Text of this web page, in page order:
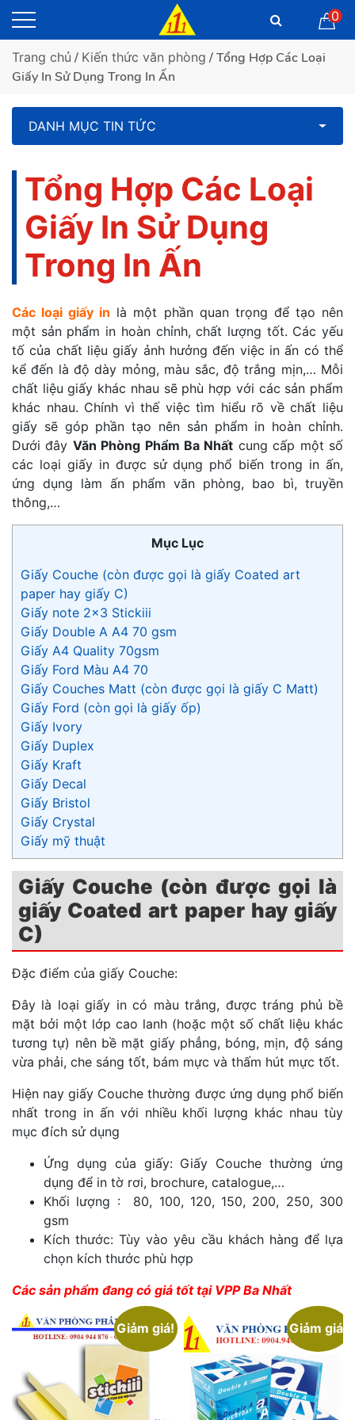
0
Trang chủ / Kiến thức văn phòng / Tổng Hợp Các Loại
Giấy In Sử Dụng Trong In Ấn
DANH MỤC TIN TỨC
Tổng Hợp Các Loại
Giấy In Sử Dụng
Trong In Ấn
Các loại giấy in là một phần quan trọng để tạo nên
một sản phẩm in hoàn chỉnh, chất lượng tốt. Các yếu
tố của chất liệu giấy ảnh hưởng đến việc in ấn có thể
kể đến là độ dày mỏng, màu sắc, độ trắng mịn,… Mỗi
chất liệu giấy khác nhau sẽ phù hợp với các sản phẩm
khác nhau. Chính vì thế việc tìm hiểu rõ về chất liệu
giấy sẽ góp phần tạo nên sản phẩm in hoàn chỉnh.
Dưới đây Văn Phòng Phẩm Ba Nhất cung cấp một số
các loại giấy in được sử dụng phổ biến trong in ấn,
ứng dụng làm ấn phẩm văn phòng, bao bì, truyền
thông,…
Mục Lục
Giấy Couche (còn được gọi là giấy Coated art
paper hay giấy C)
Giấy note 2×3 Stickiii
Giấy Double A A4 70 gsm
Giấy A4 Quality 70gsm
Giấy Ford Màu A4 70
Giấy Couches Matt (còn được gọi là giấy C Matt)
Giấy Ford (còn gọi là giấy ốp)
Giấy Ivory
Giấy Duplex
Giấy Kraft
Giấy Decal
Giấy Bristol
Giấy Crystal
Giấy mỹ thuật
Giấy Couche (còn được gọi là
giấy Coated art paper hay giấy
C)
Đặc điểm của giấy Couche:
Đây là loại giấy in có màu trắng, được tráng phủ bề
mặt bởi một lớp cao lanh (hoặc một số chất liệu khác
tương tự) nên bề mặt giấy phẳng, bóng, mịn, độ sáng
vừa phải, che sáng tốt, bám mực và thấm hút mực tốt.
Hiện nay giấy Couche thường được ứng dụng phổ biến
nhất trong in ấn với nhiều khối lượng khác nhau tùy
mục đích sử dụng
Ứng dụng của giấy: Giấy Couche thường ứng
dụng để in tờ rơi, brochure, catalogue,…
Khối lượng : 80, 100, 120, 150, 200, 250, 300
gsm
Kích thước: Tùy vào yêu cầu khách hàng để lựa
chọn kích thước phù hợp
Các sản phẩm đang có giá tốt tại VPP Ba Nhất
Giảm giá! Giảm giá!